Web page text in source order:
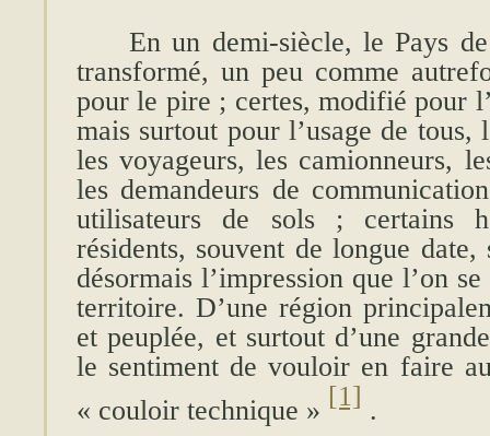
En un demi-siècle, le Pays
transformé, un peu comme
pour le pire ; certes, modifié pour
mais surtout pour l’usage de tous,
les voyageurs, les camionneurs,
les demandeurs de
utilisateurs de sols ; certains
résidents, souvent de longue
désormais l’impression que l’on
territoire. D’une région
et peuplée, et surtout d’une
le sentiment de vouloir en faire
« couloir technique » [1] .